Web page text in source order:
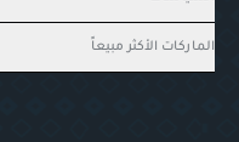
الماركات الأكثر مبيعاً